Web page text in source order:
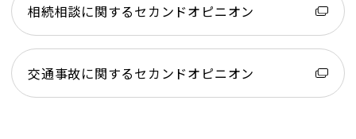
相続相談に関するセカンドオピニオン
交通事故に関するセカンドオピニオン